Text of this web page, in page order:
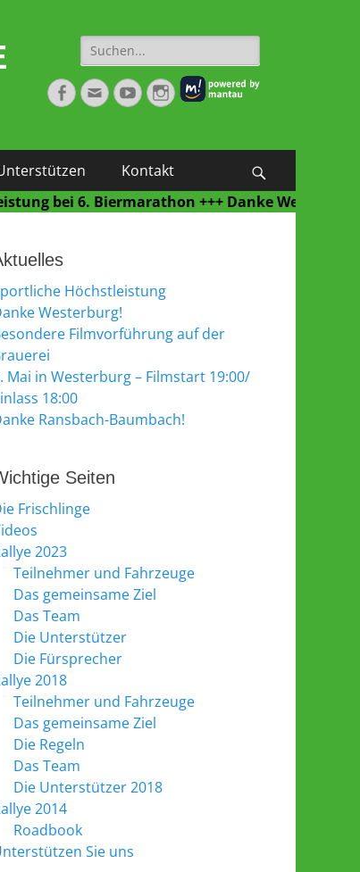
Suche
nach:
Facebook
E-
Mail
YouTubeInstagram
Kontakt
bei 6. Biermarathon +++ Danke Westerburg für
Höchstleistung
Westerburg!
Filmvorführung auf der
Mai in Westerburg – Filmstart 19:00/
18:00
Ransbach-Baumbach!
Seiten
Frischlinge
2023
Teilnehmer und Fahrzeuge
Das gemeinsame Ziel
Das Team
Die Unterstützer
Die Fürsprecher
2018
Teilnehmer und Fahrzeuge
Das gemeinsame Ziel
Die Regeln
Das Team
Die Unterstützer 2018
2014
Roadbook
Sie uns